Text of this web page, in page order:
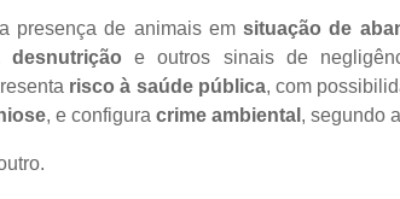
presença de animais emsituação de
desnutrição e outros sinais de
risco à saúde pública, com
, e configura crime ambiental , segundo